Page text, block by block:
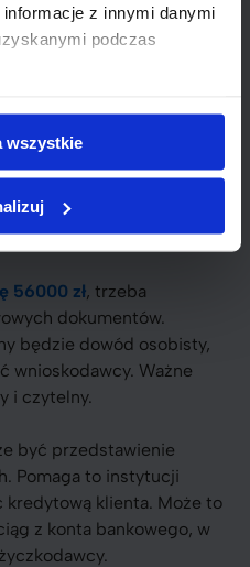
z innymi danymi
podczas
wszystkie
24 miesiące
może się różnić w
pożyczek do 56000
decyzję.
potrzebne?
56000 zł, trzeba
dokumentów.
będzie dowód osobisty,
wnioskodawcy. Ważne
i czytelny.
być przedstawienie
Pomaga to instytucji
klienta. Może to
z konta bankowego, w